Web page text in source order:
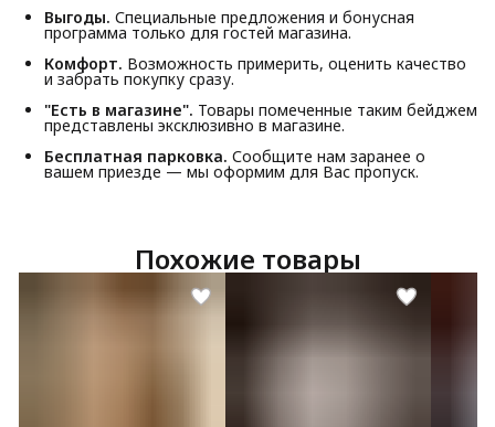
Выгоды. Специальные предложения и бонусная
программа только для гостей магазина.
Комфорт. Возможность примерить, оценить качество
и забрать покупку сразу.
"Есть в магазине". Товары помеченные таким бейджем
представлены эксклюзивно в магазине.
Бесплатная парковка. Сообщите нам заранее о
вашем приезде — мы оформим для Вас пропуск.
Похожие товары